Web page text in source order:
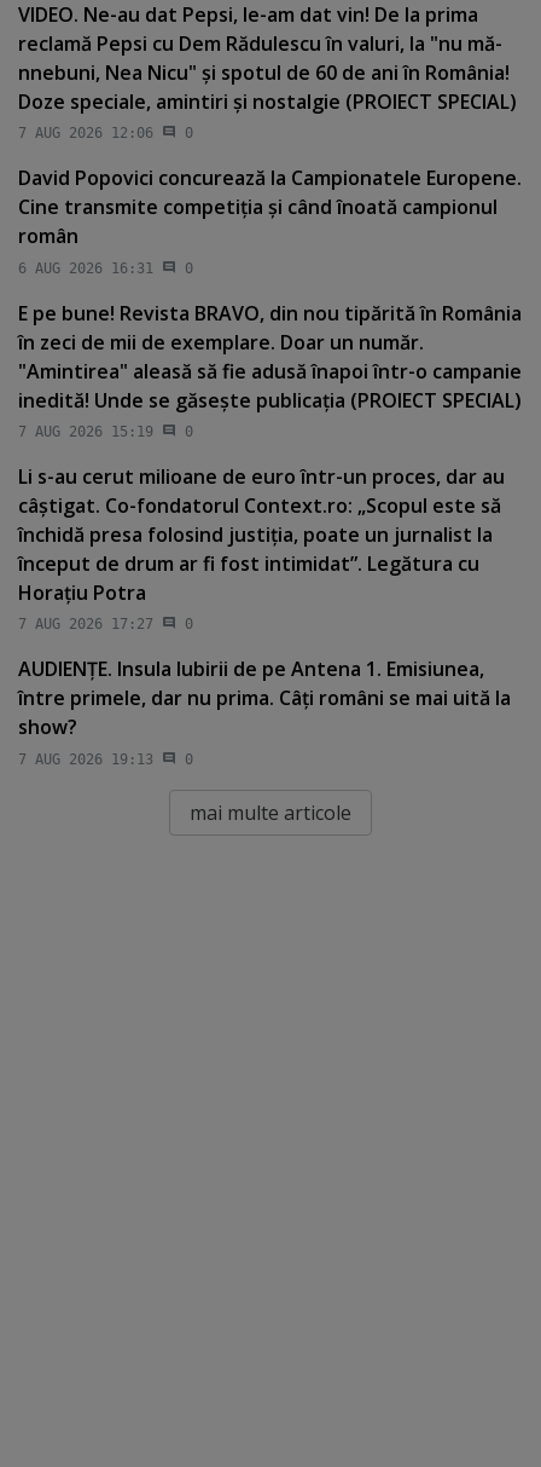
VIDEO. Ne-au dat Pepsi, le-am dat vin! De la prima
reclamă Pepsi cu Dem Rădulescu în valuri, la "nu mă-
nnebuni, Nea Nicu" şi spotul de 60 de ani în România!
Doze speciale, amintiri şi nostalgie (PROIECT SPECIAL)
7 AUG 2026 12:06 0
David Popovici concurează la Campionatele Europene.
Cine transmite competiţia şi când înoată campionul
român
6 AUG 2026 16:31 0
E pe bune! Revista BRAVO, din nou tipărită în România
în zeci de mii de exemplare. Doar un număr.
"Amintirea" aleasă să fie adusă înapoi într-o campanie
inedită! Unde se găseşte publicaţia (PROIECT SPECIAL)
7 AUG 2026 15:19 0
Li s-au cerut milioane de euro într-un proces, dar au
câştigat. Co-fondatorul Context.ro: „Scopul este să
închidă presa folosind justiţia, poate un jurnalist la
început de drum ar fi fost intimidat”. Legătura cu
Horaţiu Potra
7 AUG 2026 17:27 0
AUDIENŢE. Insula Iubirii de pe Antena 1. Emisiunea,
între primele, dar nu prima. Câţi români se mai uită la
show?
7 AUG 2026 19:13 0
mai multe articole